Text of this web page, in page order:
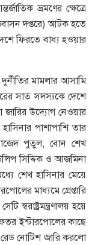
ভ্রমণের ক্ষেত্রে
দপ্তরে) আটক হতে
ফিরতে বাধ্য হওয়ার
মামলার আসামি
সাত সদস্যকে দেশে
জারির উদ্যোগ নেওয়ার
পাশাপাশি তার
পুতুল, বোন শেখ
সিদ্দিক ও আজমিনা
শেখ হাসিনার মেয়ে
মাধ্যমে গ্রেপ্তারি
হয়ে
ইন্টারপোলের কাছে
নোটিশ জারি করলো